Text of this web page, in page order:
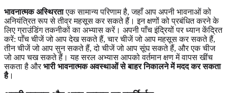
भावनात्मक अस्थिरताएक सामान्य परिणाम है, जहाँ आप अपनी भावनाओं को
अनियंत्रित रूप से तीव्र महसूस कर सकते हैं। इन क्षणों को प्रबंधित करने के
लिए ग्राउंडिंग तकनीकों का अभ्यास करें। अपनी पाँच इंद्रियों पर ध्यान केंद्रित
करें: पाँच चीजें जो आप देख सकते हैं, चार चीजें जो आप महसूस कर सकते हैं,
तीन चीजें जो आप सुन सकते हैं, दो चीजें जो आप सूंघ सकते हैं, और एक चीज
जो आप चख सकते हैं। यह सरल अभ्यास आपको वर्तमान क्षण में वापस खींच
सकता है औरभारी भावनात्मक अवस्थाओं से बाहर निकालने में मदद कर सकता
है।